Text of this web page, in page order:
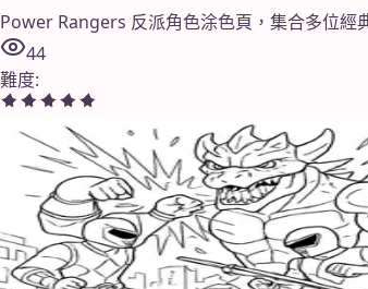
Power Rangers 反派角色涂色頁，集合多位經
44
難度: